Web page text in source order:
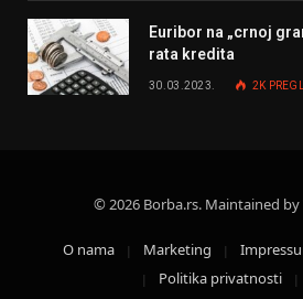
Euribor na „crnoj
rata kredita
30.03.2023. 2K
© 2026 Borba.rs. Maintained by
O nama Marketing
Politika privatnosti